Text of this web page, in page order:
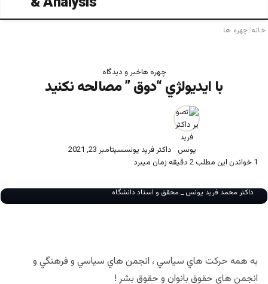
خانه/چهره ها
چهره هاخبر و دیدگاه
با ايديولژي “دوق ” مصالحه نكنيد
داکتر فرید یونسسپتامبر 23, 2021
1 خواندن این مطلب 2 دقیقه زمان میبرد
داکتر محمد فرید یونس _ محقق و استاد دانشگاه
به همه حركت هاي سياسي ، انجمن هاي سياسي و فرهنگي و
انجمن هاي حقوق بانوان و حقوق بشر !